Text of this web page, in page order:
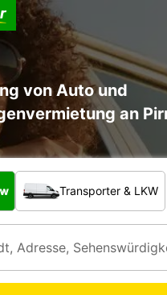
von Auto und
an
von Fahrzeug?
Transporter & LKW